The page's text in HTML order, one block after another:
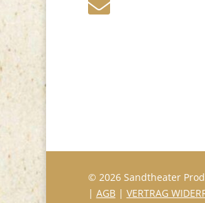

© 2026 Sandtheater
| AGB| VERTRAG